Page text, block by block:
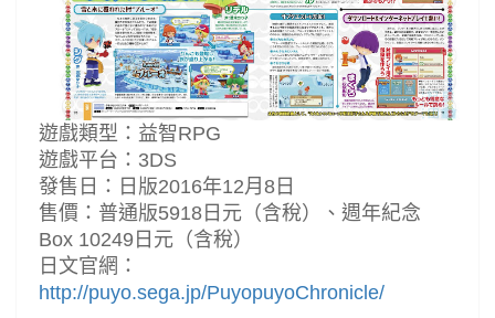
遊戲類型：益智RPG
遊戲平台：3DS
發售日：日版2016年12月8日
售價：普通版5918日元（含稅）、週年紀念
Box 10249日元（含稅）
日文官網：
http://puyo.sega.jp/PuyopuyoChronicle/